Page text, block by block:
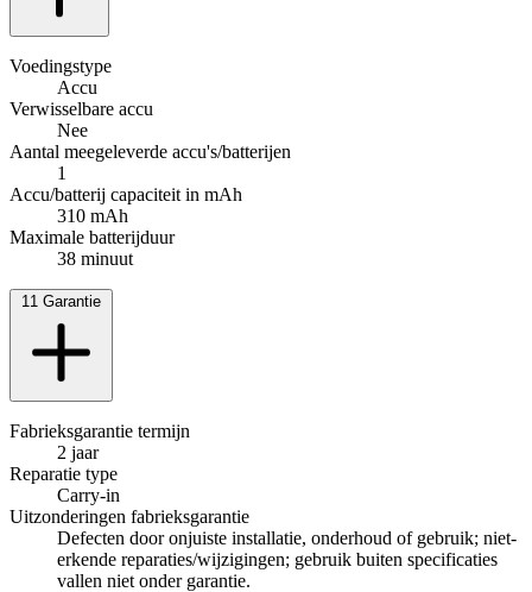
Voedingstype
Accu
Verwisselbare accu
Nee
Aantal meegeleverde accu's/batterijen
1
Accu/batterij capaciteit in mAh
310 mAh
Maximale batterijduur
38 minuut
11 Garantie
Fabrieksgarantie termijn
2 jaar
Reparatie type
Carry-in
Uitzonderingen fabrieksgarantie
Defecten door onjuiste installatie, onderhoud of gebruik; niet-
erkende reparaties/wijzigingen; gebruik buiten specificaties
vallen niet onder garantie.